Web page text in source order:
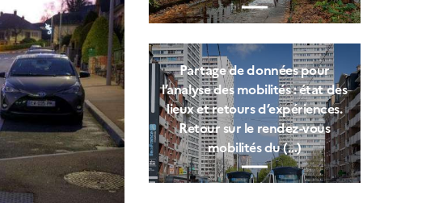
Partage de données pour
l’analyse des mobilités : état des
lieux et retours d’expériences.
Retour sur le rendez-vous
mobilités du (…)